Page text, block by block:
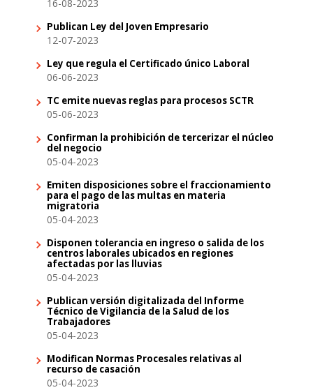
16-08-2023
Publican Ley del Joven Empresario
12-07-2023
Ley que regula el Certificado único Laboral
06-06-2023
TC emite nuevas reglas para procesos SCTR
05-06-2023
Confirman la prohibición de tercerizar el núcleo
del negocio
05-04-2023
Emiten disposiciones sobre el fraccionamiento
para el pago de las multas en materia
migratoria
05-04-2023
Disponen tolerancia en ingreso o salida de los
centros laborales ubicados en regiones
afectadas por las lluvias
05-04-2023
Publican versión digitalizada del Informe
Técnico de Vigilancia de la Salud de los
Trabajadores
05-04-2023
Modifican Normas Procesales relativas al
recurso de casación
05-04-2023